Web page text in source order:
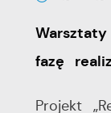
fazę
Projekt